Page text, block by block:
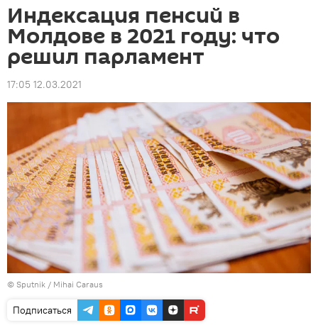
Индексация пенсий в
Молдове в 2021 году: что
решил парламент
17:05 12.03.2021
© Sputnik / Mihai Caraus
Подписаться